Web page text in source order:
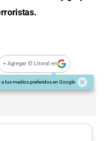
+ Agregar El Litoral en
a tus medios preferidos en Google